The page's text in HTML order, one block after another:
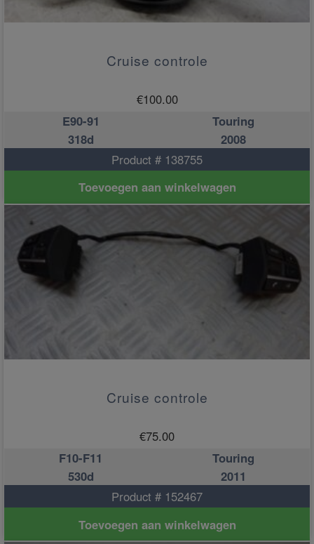
Cruise controle
€100.00
E90-91
Touring
318d
2008
Product # 138755
Toevoegen aan winkelwagen
Cruise controle
€75.00
F10-F11
Touring
530d
2011
Product # 152467
Toevoegen aan winkelwagen